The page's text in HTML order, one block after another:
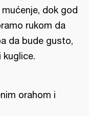
dok god
rukom da
da bude gusto,
kuglice.
orahom i